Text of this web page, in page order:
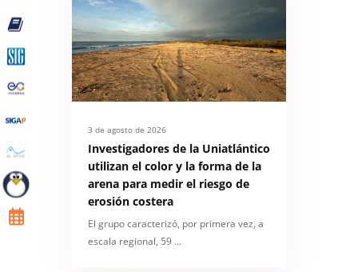
3 de agosto de 2026
Investigadores de la Uniatlántico
utilizan el color y la forma de la
arena para medir el riesgo de
erosión costera
El grupo caracterizó, por primera vez, a
escala regional, 59 …